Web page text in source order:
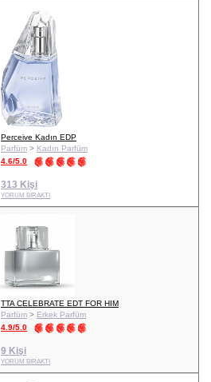
Perceive Kadın EDP
Parfüm > Kadın Parfüm
4.6/5.0
313 Kişi
YORUM BIRAKTI
TTA CELEBRATE EDT FOR HIM
Parfüm > Erkek Parfüm
4.9/5.0
9 Kişi
YORUM BIRAKTI